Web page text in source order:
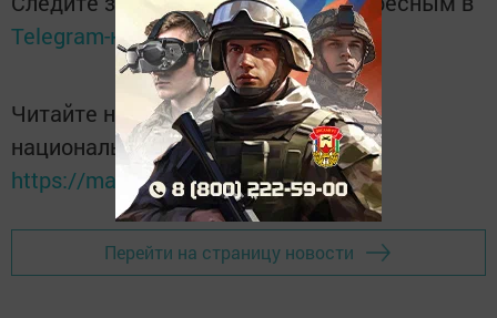
Telegram-каналеТатмедиа
Читайте новости Татарстана в
национальном мессенджере MАХ:
https://max.ru/tatmedia
Перейти на страницу новости